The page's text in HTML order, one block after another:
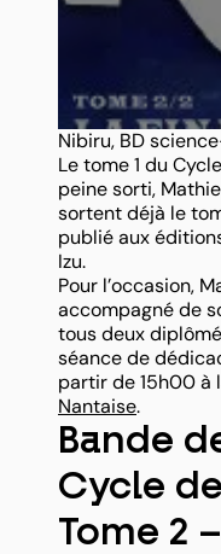
Nibiru, BD
Le tome 1 du
peine sorti,
sortent déjà le
publié aux
Izu.
Pour l’occasion,
accompagné de
tous deux
séance de
partir de 15h00 à
Nantaise.
Bande
Cycle
Tome 2